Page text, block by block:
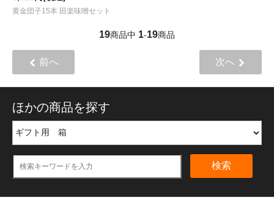
黄金団子15本 田楽味噌セット
19商品中 1-19商品
前へ 次へ
ほかの商品を探す
検索